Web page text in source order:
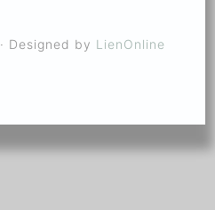
· Designed by LienOnline